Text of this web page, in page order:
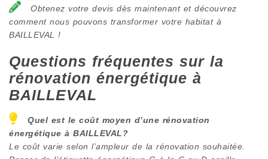
Obtenez votre devis dès maintenant et découvrez
comment nous pouvons transformer votre habitat à
BAILLEVAL !
Questions fréquentes sur la
rénovation énergétique à
BAILLEVAL
Quel est le coût moyen d’une rénovation
énergétique à BAILLEVAL?
Le coût varie selon l’ampleur de la rénovation souhaitée.